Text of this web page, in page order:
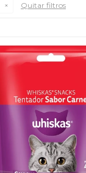
Quitar filtros